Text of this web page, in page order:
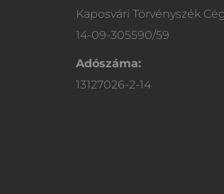
Kaposvári Törvényszék
14-09-305590/59
Adószáma:
13127026-2-14